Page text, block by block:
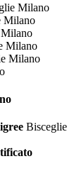
Milano
Milano
Milano
Milano
Bisceglie